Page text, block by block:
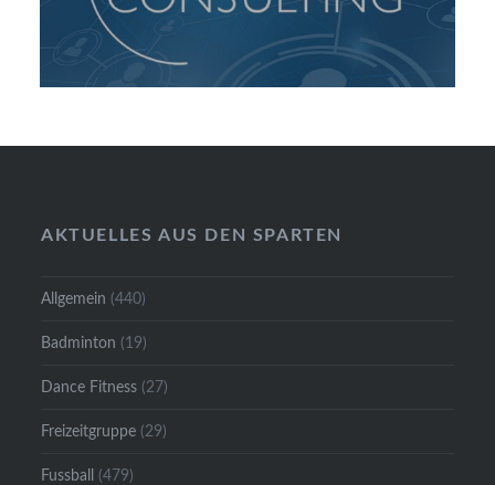
AKTUELLES AUS DEN SPARTEN
Allgemein (440)
Badminton (19)
Dance Fitness (27)
Freizeitgruppe (29)
Fussball (479)